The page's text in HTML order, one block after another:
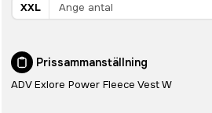
XXL
Prissammanställning
ADV Exlore Power Fleece Vest W